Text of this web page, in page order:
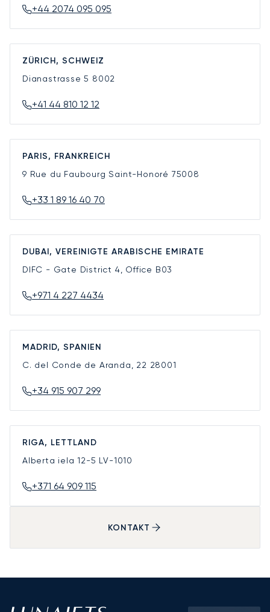
+44 2074 095 095
ZÜRICH, SCHWEIZ
Dianastrasse 5 8002
+41 44 810 12 12
PARIS, FRANKREICH
9 Rue du Faubourg Saint-Honoré 75008
+33 1 89 16 40 70
DUBAI, VEREINIGTE ARABISCHE EMIRATE
DIFC - Gate District 4, Office B03
+971 4 227 4434
MADRID, SPANIEN
C. del Conde de Aranda, 22 28001
+34 915 907 299
RIGA, LETTLAND
Alberta iela 12-5 LV-1010
+371 64 909 115
KONTAKT